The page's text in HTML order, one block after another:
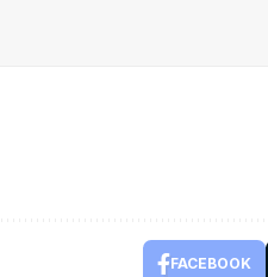
FACEBOOK